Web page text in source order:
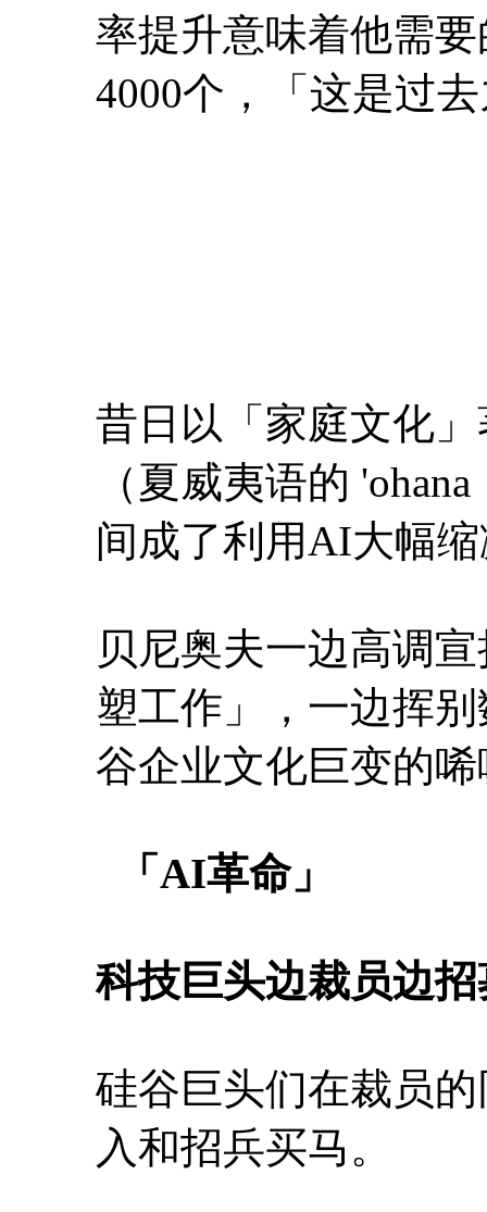
率提升意味着他需
4000个，「这是过
昔日以「家庭文化
（夏威夷语的
间成了利用AI大幅
贝尼奥夫一边高调
塑工作」，一边挥
谷企业文化巨变的
「AI革命」
科技巨头边裁员边招
硅谷巨头们在裁员
入和招兵买马。